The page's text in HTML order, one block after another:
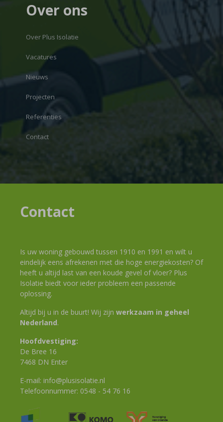
Over ons
Over Plus Isolatie
Vacatures
Nieuws
Projecten
Referenties
Contact
Contact
Is uw woning gebouwd tussen 1910 en 1991 en wilt u
eindelijk eens afrekenen met die hoge energiekosten? Of
heeft u altijd last van een koude gevel of vloer? Plus
Isolatie biedt voor ieder probleem een passende
oplossing.
Altijd bij u in de buurt! Wij zijn werkzaam in geheel
Nederland.
Hoofdvestiging:
De Bree 16
7468 DN Enter
E-mail: info@plusisolatie.nl
Telefoonnummer: 0548 - 54 76 16